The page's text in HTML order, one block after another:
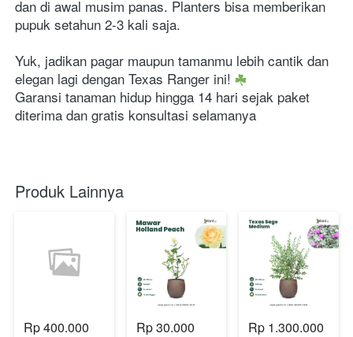
dan di awal musim panas. Planters bisa memberikan
pupuk setahun 2-3 kali saja.
Yuk, jadikan pagar maupun tamanmu lebih cantik dan
elegan lagi dengan Texas Ranger ini!
Garansi tanaman hidup hingga 14 hari sejak paket
diterima dan gratis konsultasi selamanya
Produk Lainnya
Rp 400.000 Rp 30.000 Rp 1.300.000